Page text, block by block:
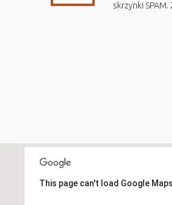
skrzynki
This page can't load Google